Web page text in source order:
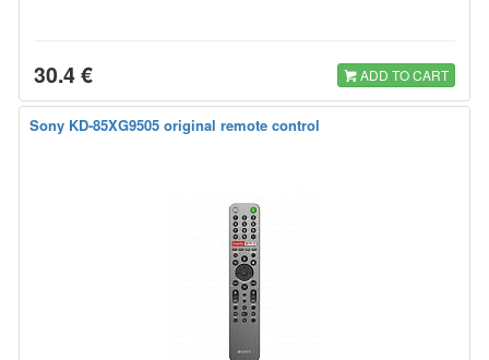
30.4 € ADD TO CART
Sony KD-85XG9505 original remote control